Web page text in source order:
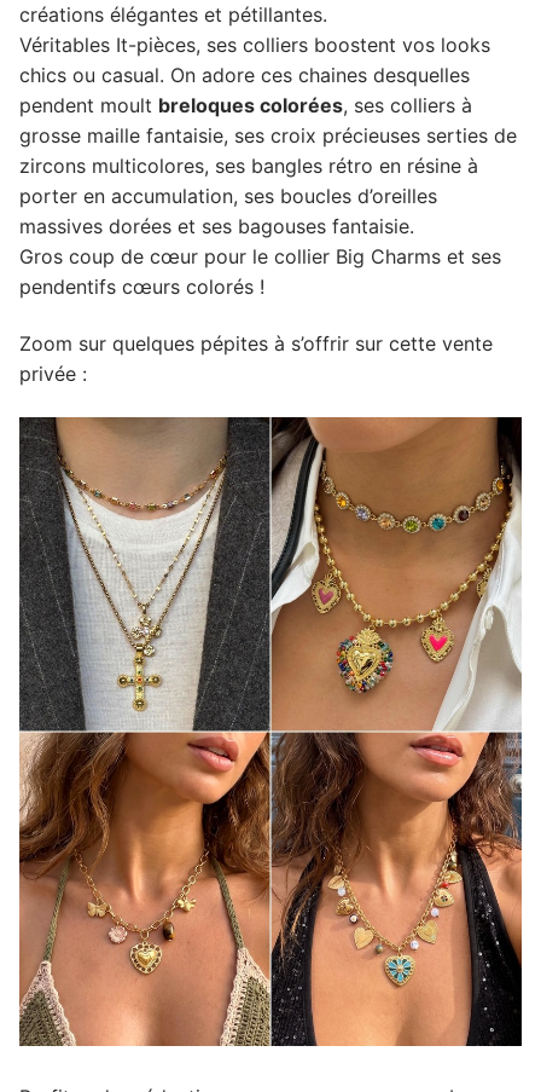
créations élégantes et pétillantes.
Véritables It-pièces, ses colliers boostent vos looks
chics ou casual. On adore ces chaines desquelles
pendent moult breloques colorées, ses colliers à
grosse maille fantaisie, ses croix précieuses serties de
zircons multicolores, ses bangles rétro en résine à
porter en accumulation, ses boucles d’oreilles
massives dorées et ses bagouses fantaisie.
Gros coup de cœur pour le collier Big Charms et ses
pendentifs cœurs colorés !
Zoom sur quelques pépites à s’offrir sur cette vente
privée :